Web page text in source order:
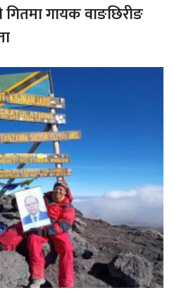
गायक वाङछिरीङ